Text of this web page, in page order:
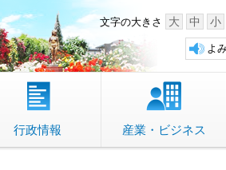
「故郷」のふるさと文字の大きさ 大 中 小
よ
行政情報 産業・ビジネス